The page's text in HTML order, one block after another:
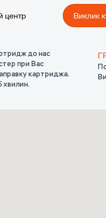
центр Виклик
до нас
при Вас
картриджа.
хвилин.
в офіс чи додому,
в офіс чи додому
місці.
в один з наших
картридж Новою Поштою,
Банку